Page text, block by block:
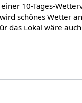
10-Tages-
schönes Wetter
das Lokal wäre